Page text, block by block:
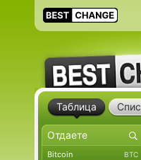
Таблица
Bitcoin BTC